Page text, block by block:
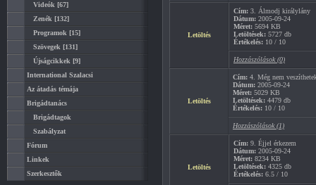
Videók [67]
Zenék [132]
Programok [15]
Szövegek [131]
Újságcikkek [9]
International Szalacsi
Az átadás témája
Brigádtanács
Brigádtagok
Szabályzat
Fórum
Linkek
Szerkesztők
Letöltés
Cím: 3. Álmodj királylány
Dátum: 2005-09-24
Méret: 5694 KB
Letöltések: 5727 db
Értékelés: 10 / 10
Hozzászólások (0)
Letöltés
Cím: 4. Még nem
Dátum: 2005-09-24
Méret: 5029 KB
Letöltések: 4479 db
Értékelés: 10 / 10
Hozzászólások (1)
Letöltés
Cím: 9. Éjjel érkezem
Dátum: 2005-09-24
Méret: 8234 KB
Letöltések: 4325 db
Értékelés: 6.5 / 10